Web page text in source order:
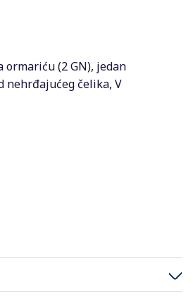
(2 GN), jedan
nehrđajućeg čelika, V